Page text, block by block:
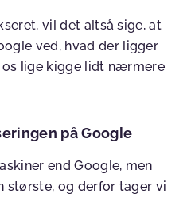
vil det altså sige, at
ved, hvad der ligger
os lige kigge lidt nærmere
på Google
end Google, men
største, og derfor tager vi